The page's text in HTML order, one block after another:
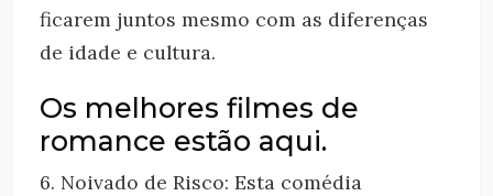
ficarem juntos mesmo com as diferenças
de idade e cultura.
Os melhores filmes de
romance estão aqui.
6. Noivado de Risco: Esta comédia